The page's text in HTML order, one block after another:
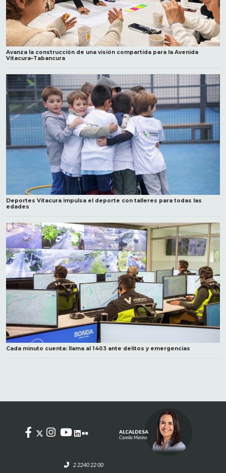
Avanza la construcción de una visión compartida para la Avenida
Vitacura–Tabancura
Deportes Vitacura impulsa el deporte con talleres para todas las
edades
Cada minuto cuenta: llama al 1403 ante delitos y emergencias
2 2240 22 00
ALCALDESA
Camila Merino